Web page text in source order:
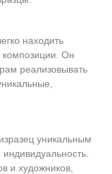
находить
композиции. Он
реализовывать
уникальным
и художников,